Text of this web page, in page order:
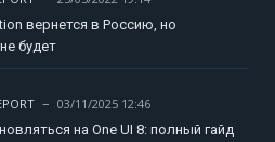
вернется в Россию, но
будет
03/11/2025 12:46
на One UI 8: полный гайд